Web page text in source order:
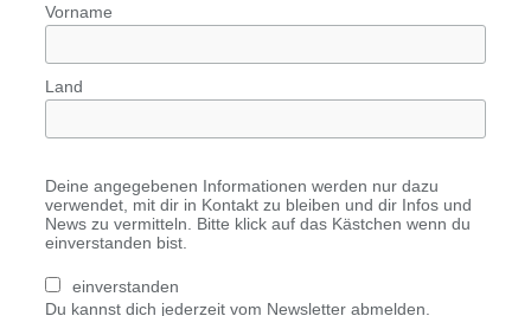
Vorname
Land
Deine angegebenen Informationen werden nur dazu
verwendet, mit dir in Kontakt zu bleiben und dir Infos und
News zu vermitteln. Bitte klick auf das Kästchen wenn du
einverstanden bist.
einverstanden
Du kannst dich jederzeit vom Newsletter abmelden.